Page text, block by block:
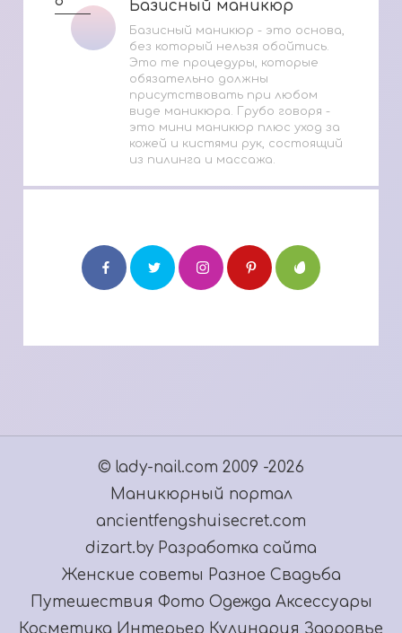
Базисный маникюр
Базисный маникюр
Базисный маникюр - это основа,
без который нельзя обойтись.
Это те процедуры, которые
обязательно должны
присутствовать при любом
виде маникюра. Грубо говоря -
это мини маникюр плюс уход за
кожей и кистями рук, состоящий
из пилинга и массажа.
© lady-nail.com 2009 -2026
Маникюрный портал
ancientfengshuisecret.com
dizart.by Разработка сайта
Женские советы Разное Свадьба
Путешествия Фото Одежда Аксессуары
Косметика Интерьер Кулинария Здоровье